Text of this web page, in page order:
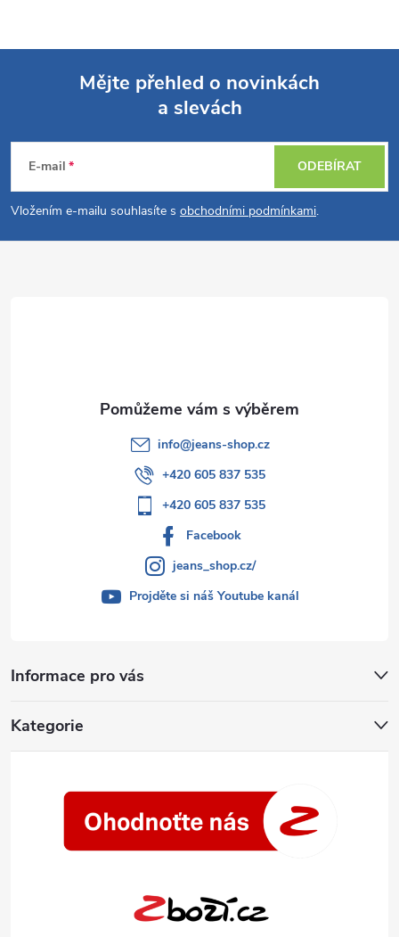
p
a
Mějte přehled o novinkách
a slevách
E-mail
Vložením e-mailu souhlasíte s obchodními podmínkami.
ODEBÍRAT
Informace pro vás
Kategorie
info@jeans-shop.cz
+420 605 837 535
+420 605 837 535
Facebook
jeans_shop.cz/
Projděte si náš Youtube kanál